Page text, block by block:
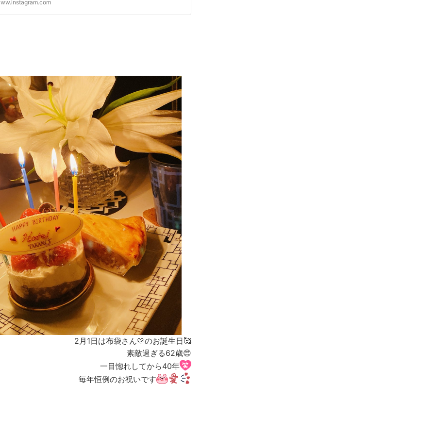
2月1日は布袋さん🩷のお誕生日🥰
素敵過ぎる62歳😍
一目惚れしてから40年
毎年恒例のお祝いです